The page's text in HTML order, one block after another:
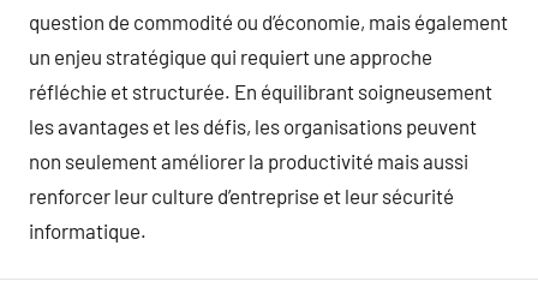
question de commodité ou d’économie, mais également
un enjeu stratégique qui requiert une approche
réfléchie et structurée. En équilibrant soigneusement
les avantages et les défis, les organisations peuvent
non seulement améliorer la productivité mais aussi
renforcer leur culture d’entreprise et leur sécurité
informatique.